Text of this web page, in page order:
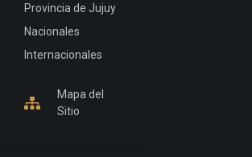
Provincia de Jujuy
Nacionales
Internacionales
Mapa del
Sitio